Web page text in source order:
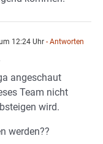
12:24 Uhr - Antworten
angeschaut
Team nicht
wird.
werden??